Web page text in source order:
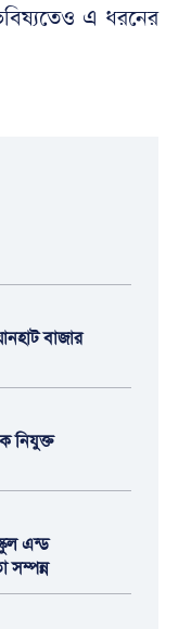
এ ধরনের
বাজার
নিযুক্ত
এন্ড
সম্পন্ন